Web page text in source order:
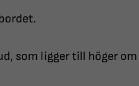
som ligger till höger